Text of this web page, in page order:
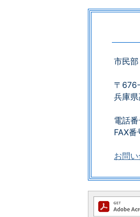
市民
〒
兵庫県
電話
FAX
お問